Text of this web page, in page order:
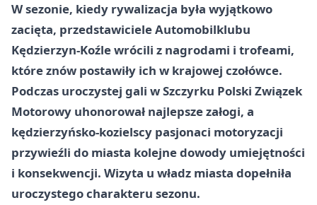
W sezonie, kiedy rywalizacja była wyjątkowo
zacięta, przedstawiciele Automobilklubu
Kędzierzyn-Koźle wrócili z nagrodami i trofeami,
które znów postawiły ich w krajowej czołówce.
Podczas uroczystej gali w Szczyrku Polski Związek
Motorowy uhonorował najlepsze załogi, a
kędzierzyńsko-kozielscy pasjonaci motoryzacji
przywieźli do miasta kolejne dowody umiejętności
i konsekwencji. Wizyta u władz miasta dopełniła
uroczystego charakteru sezonu.